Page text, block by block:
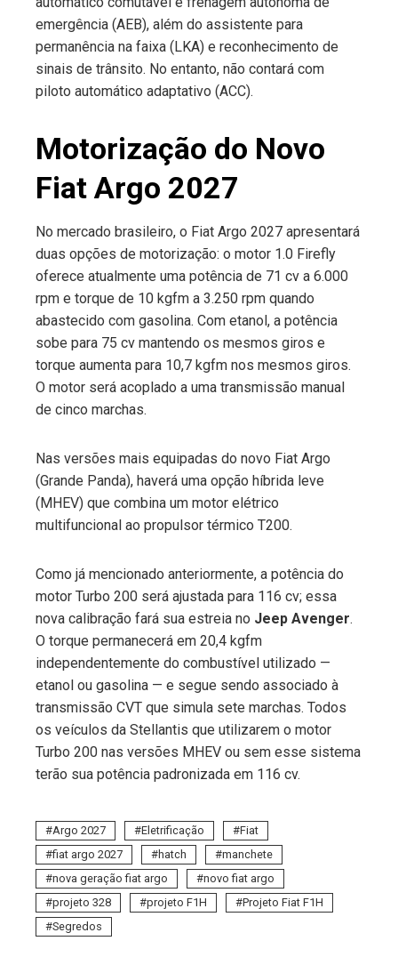
emergência (AEB), além do assistente para
permanência na faixa (LKA) e reconhecimento de
sinais de trânsito. No entanto, não contará com
piloto automático adaptativo (ACC).
Motorização do Novo
Fiat Argo 2027
No mercado brasileiro, o Fiat Argo 2027 apresentará
duas opções de motorização: o motor 1.0 Firefly
oferece atualmente uma potência de 71 cv a 6.000
rpm e torque de 10 kgfm a 3.250 rpm quando
abastecido com gasolina. Com etanol, a potência
sobe para 75 cv mantendo os mesmos giros e
torque aumenta para 10,7 kgfm nos mesmos giros.
O motor será acoplado a uma transmissão manual
de cinco marchas.
Nas versões mais equipadas do novo Fiat Argo
(Grande Panda), haverá uma opção híbrida leve
(MHEV) que combina um motor elétrico
multifuncional ao propulsor térmico T200.
Como já mencionado anteriormente, a potência do
motor Turbo 200 será ajustada para 116 cv; essa
nova calibração fará sua estreia no Jeep Avenger.
O torque permanecerá em 20,4 kgfm
independentemente do combustível utilizado —
etanol ou gasolina — e segue sendo associado à
transmissão CVT que simula sete marchas. Todos
os veículos da Stellantis que utilizarem o motor
Turbo 200 nas versões MHEV ou sem esse sistema
terão sua potência padronizada em 116 cv.
Argo 2027 Eletrificação
Fiat
fiat argo 2027
hatch
manchete
nova geração fiat argo
novo fiat argo
projeto 328
projeto F1H
Projeto Fiat F1H
Segredos